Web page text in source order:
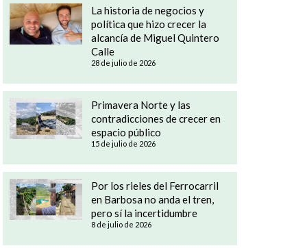
La historia de negocios y
política que hizo crecer la
alcancía de Miguel Quintero
Calle
28 de julio de 2026
Primavera Norte y las
contradicciones de crecer en
espacio público
15 de julio de 2026
Por los rieles del Ferrocarril
en Barbosa no anda el tren,
pero sí la incertidumbre
8 de julio de 2026